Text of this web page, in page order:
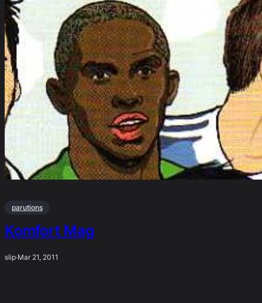
parutions
Komfort Mag
slip·Mar 21, 2011